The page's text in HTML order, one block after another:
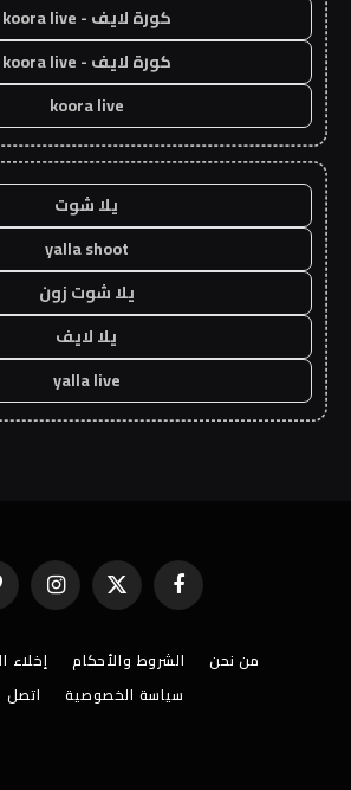
كورة لايف - koora live
كورة لايف - koora live
koora live
يلا شوت
yalla shoot
يلا شوت زون
يلا لايف
yalla live
فيسبوك X
(Twitter)
من نحن الشروط والأحكام
إخلاء
سياسة الخصوصية
اتصل